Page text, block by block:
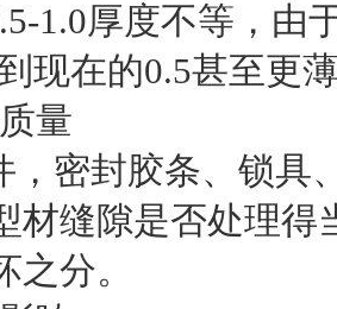
1.0厚度不等，由
现在的0.5甚至
量
，密封胶条、锁具
材缝隙是否处理得
之分。